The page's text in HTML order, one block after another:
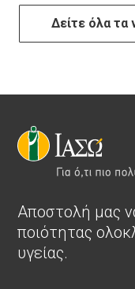
Δείτε όλα τα
Αποστολή μας
ποιότητας
υγείας.